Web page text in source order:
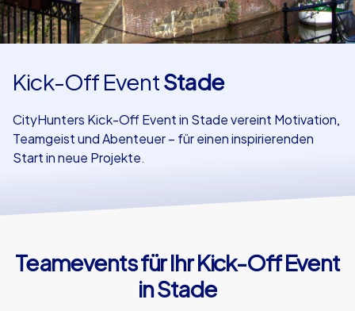
Anlässe
Kick-Off EventStade
CityHunters Kick-Off Event in Stade vereint Motivation,
Teamgeist und Abenteuer – für einen inspirierenden
Start in neue Projekte.
Teamevents für Ihr Kick-Off Event
in Stade